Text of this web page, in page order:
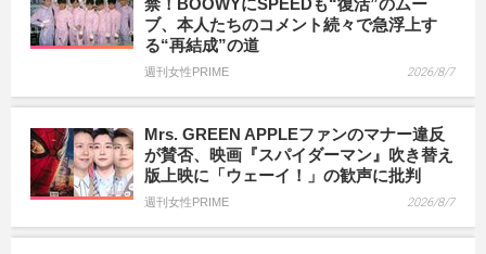
禁！BOOWYにSPEEDも“復活”のムー
ブ、本人たちのコメント続々で急浮上す
る“再結成”の道
週刊女性PRIME 2026/8/7
Mrs. GREEN APPLEファンのマナー違反
が賛否、映画『スパイダーマン』吹き替え
版上映に「ウェーイ！」の歓声に批判
週刊女性PRIME 2026/8/7